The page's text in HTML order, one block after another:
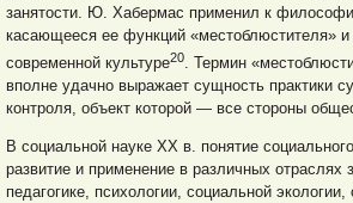
занятости. Ю. Хабермас применил к
касающееся ее функций «местоблюстителя» и
современной культуре20
. Термин
вполне удачно выражает сущность практики
контроля, объект которой — все стороны
В социальной науке ХХ в. понятие
развитие и применение в различных отраслях
педагогике, психологии, социальной экологии,